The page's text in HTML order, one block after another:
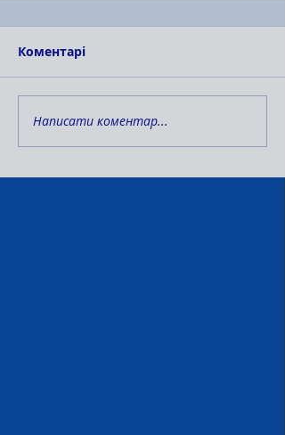
Коментарі
Написати коментар...